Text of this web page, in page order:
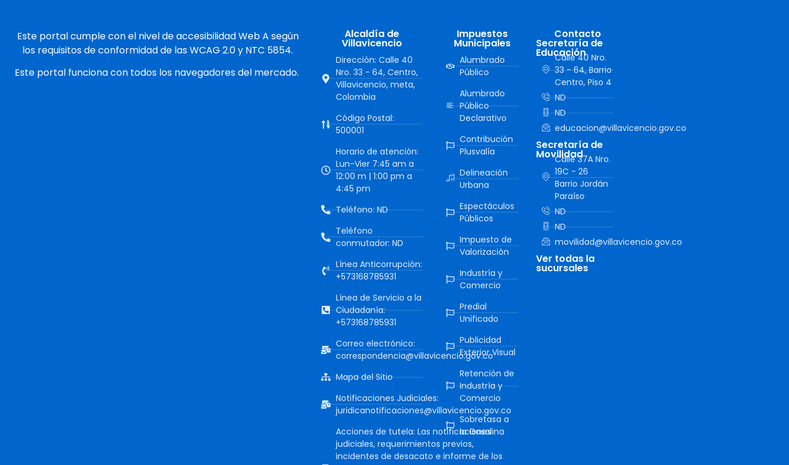
Este portal cumple con el nivel de accesibilidad Web A según
los requisitos de conformidad de las WCAG 2.0 y NTC 5854.
Este portal funciona con todos los navegadores del mercado.
Alcaldía de
Villavicencio
Dirección: Calle 40
Nro. 33 - 64, Centro,
Villavicencio, meta,
Colombia
Código Postal:
500001
Horario de atención:
Lun-Vier 7:45 am a
12:00 m | 1:00 pm a
4:45 pm
Teléfono: ND
Teléfono
conmutador: ND
Línea Anticorrupción:
+573168785931
Línea de Servicio a la
Ciudadanía:
+573168785931
Correo electrónico:
correspondencia@villavicencio.gov.co
Mapa del Sitio
Notificaciones Judiciales:
juridicanotificaciones@villavicencio.gov.co
Acciones de tutela: Las notificaciones
judiciales, requerimientos previos,
incidentes de desacato e informe de los
Impuestos
Municipales
Alumbrado
Público
Alumbrado
Público
Declarativo
Contribución
Plusvalía
Delineación
Urbana
Espectáculos
Públicos
Impuesto de
Valorización
Industría y
Comercio
Predial
Unificado
Publicidad
Exterior Visual
Retención de
Industría y
Comercio
Sobretasa a
la Gasolina
Contacto
Secretaría de
Educación
Calle 40 Nro.
33 - 64, Barrio
Centro, Piso 4
ND
ND
educacion@villavicencio.gov.co
Secretaría de
Movilidad
Calle 37A Nro.
19C - 26
Barrio Jordán
Paraíso
ND
ND
movilidad@villavicencio.gov.co
Ver todas la
sucursales